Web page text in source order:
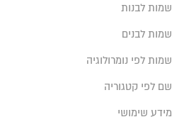
שמות לבנות
שמות לבנים
שמות לפי נומרולוגיה
שם לפי קטגוריה
מידע שימושי